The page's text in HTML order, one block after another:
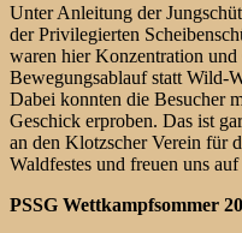
Unter Anleitung der
der Privilegierten
waren hier Konzentration
Bewegungsablauf statt Wild-
Dabei konnten die Besucher
Geschick erproben. Das ist
an den Klotzscher Verein für
Waldfestes und freuen uns
PSSG Wettkampfsommer